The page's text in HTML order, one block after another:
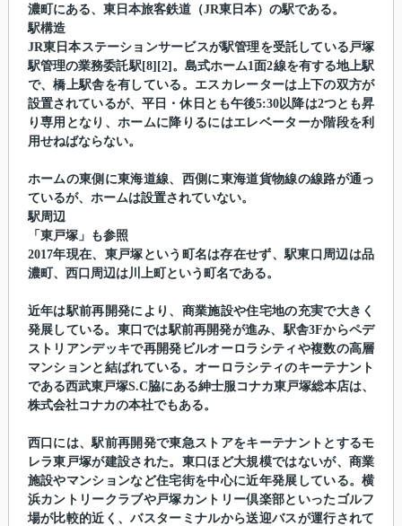
濃町にある、東日本旅客鉄道（JR東日本）の駅である。
駅構造
JR東日本ステーションサービスが駅管理を受託している戸塚
駅管理の業務委託駅[8][2]。島式ホーム1面2線を有する地上駅
で、橋上駅舎を有している。エスカレーターは上下の双方が
設置されているが、平日・休日とも午後5:30以降は2つとも昇
り専用となり、ホームに降りるにはエレベーターか階段を利
用せねばならない。
ホームの東側に東海道線、西側に東海道貨物線の線路が通っ
ているが、ホームは設置されていない。
駅周辺
「東戸塚」も参照
2017年現在、東戸塚という町名は存在せず、駅東口周辺は品
濃町、西口周辺は川上町という町名である。
近年は駅前再開発により、商業施設や住宅地の充実で大きく
発展している。東口では駅前再開発が進み、駅舎3Fからペデ
ストリアンデッキで再開発ビルオーロラシティや複数の高層
マンションと結ばれている。オーロラシティのキーテナント
である西武東戸塚S.C脇にある紳士服コナカ東戸塚総本店は、
株式会社コナカの本社でもある。
西口には、駅前再開発で東急ストアをキーテナントとするモ
レラ東戸塚が建設された。東口ほど大規模ではないが、商業
施設やマンションなど住宅街を中心に近年発展している。横
浜カントリークラブや戸塚カントリー倶楽部といったゴルフ
場が比較的近く、バスターミナルから送迎バスが運行されて